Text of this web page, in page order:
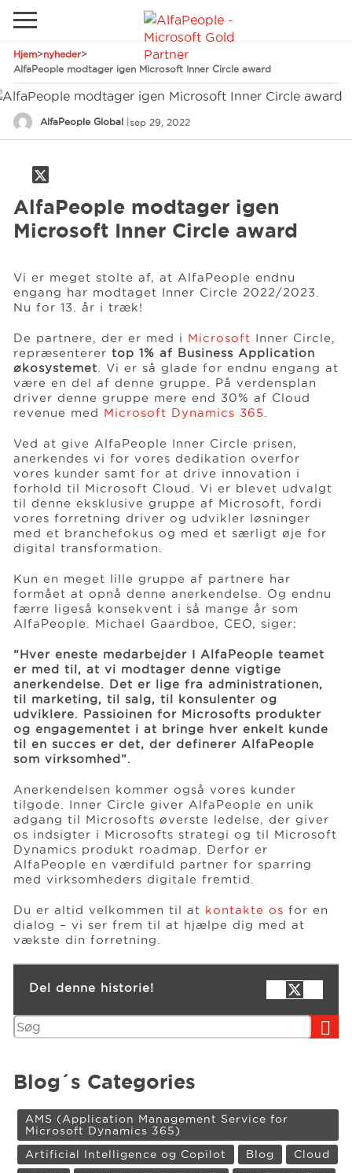
Hjem>nyheder>
AlfaPeople modtager igen Microsoft Inner Circle award
AlfaPeople Global |sep 29, 2022
AlfaPeople modtager igen
Microsoft Inner Circle award
Vi er meget stolte af, at AlfaPeople endnu
engang har modtaget Inner Circle 2022/2023.
Nu for 13. år i træk!
De partnere, der er med i Microsoft Inner Circle,
repræsenterer top 1% af Business Application
økosystemet . Vi er så glade for endnu engang at
være en del af denne gruppe. På verdensplan
driver denne gruppe mere end 30% af Cloud
revenue med Microsoft Dynamics 365
Ved at give AlfaPeople Inner Circle prisen,
anerkendes vi for vores dedikation overfor
vores kunder samt for at drive innovation i
forhold til Microsoft Cloud. Vi er blevet udvalgt
til denne eksklusive gruppe af Microsoft, fordi
vores forretning driver og udvikler løsninger
med et branchefokus og med et særligt øje for
digital transformation.
Kun en meget lille gruppe af partnere har
formået at opnå denne anerkendelse. Og endnu
færre ligeså konsekvent i så mange år som
AlfaPeople. Michael Gaardboe, CEO, siger:
“Hver eneste medarbejder I AlfaPeople teamet
er med til, at vi modtager denne vigtige
anerkendelse. Det er lige fra administrationen,
til marketing, til salg, til konsulenter og
udviklere. Passioinen for Microsofts produkter
og engagementet i at bringe hver enkelt kunde
til en succes er det, der definerer AlfaPeople
som virksomhed”.
Anerkendelsen kommer også vores kunder
tilgode. Inner Circle giver AlfaPeople en unik
adgang til Microsofts øverste ledelse, der giver
os indsigter i Microsofts strategi og til Microsoft
Dynamics produkt roadmap. Derfor er
AlfaPeople en værdifuld partner for sparring
med virksomheders digitale fremtid.
Du er altid velkommen til at kontakte os for en
dialog – vi ser frem til at hjælpe dig med at
vækste din forretning.
Del denne historie!
Søg
Blog´s Categories
AMS (Application Management Service for
Microsoft Dynamics 365)
Artificial Intelligence og Copilot
Blog
Cloud
Brancher
Services
Kunder
Events
Vidensbank
Karriere
Om os
Ring Email
Gå til det lokale websted
Global
Canada
Tyskland